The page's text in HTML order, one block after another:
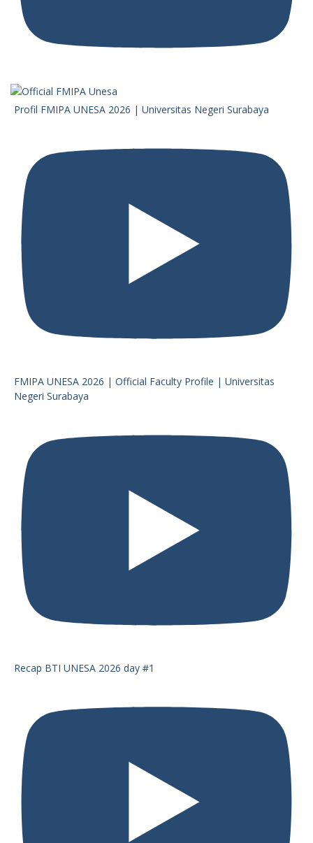
Profil FMIPA UNESA 2026 | Universitas Negeri Surabaya
FMIPA UNESA 2026 | Official Faculty Profile | Universitas
Negeri Surabaya
Recap BTI UNESA 2026 day #1